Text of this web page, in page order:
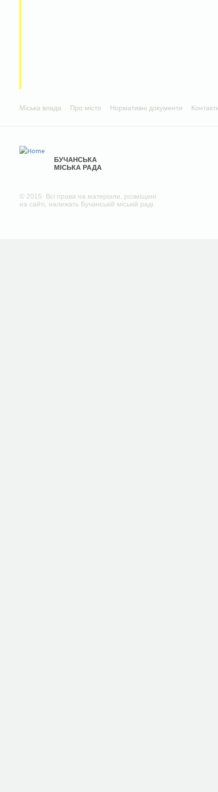
Міська влада Про місто Нормативні документи
БУЧАНСЬКА
МІСЬКА РАДА
© 2015. Всі права на матеріали, розміщені
на сайті, належать Бучанській міській раді